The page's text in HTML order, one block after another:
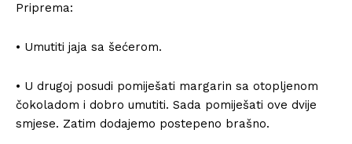
Priprema:
• Umutiti jaja sa šećerom.
• U drugoj posudi pomiješati margarin sa otopljenom
čokoladom i dobro umutiti. Sada pomiješati ove dvije
smjese. Zatim dodajemo postepeno brašno.